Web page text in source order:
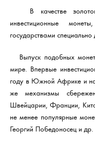
В качестве золотого
инвестиционные
государствами специально
Выпуск подобных
мире. Впервые
году в Южной Африке и
же механизмы
Швейцарии, Франции,
не менее популярные
Георгий Победоносец и др.